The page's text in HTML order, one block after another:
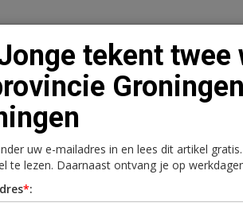
Vacaturebank
Kantoren Retail Logistiek
tekent twee
uw e-mailadres in en lees dit artikel
te lezen. Daarnaast ontvang je op
*: